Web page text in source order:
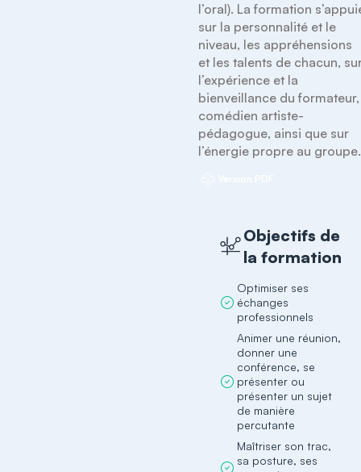
l’oral). La formation
sur la personnalité et le
niveau, les appréhensions
et les talents de chacun,
l’expérience et la
bienveillance du formateur,
comédien artiste-
pédagogue, ainsi que sur
l’énergie propre au groupe.
Objectifs de
la formation
Optimiser ses
échanges
professionnels
Animer une réunion,
donner une
conférence, se
présenter ou
présenter un sujet
de manière
percutante
Maîtriser son trac,
sa posture, ses